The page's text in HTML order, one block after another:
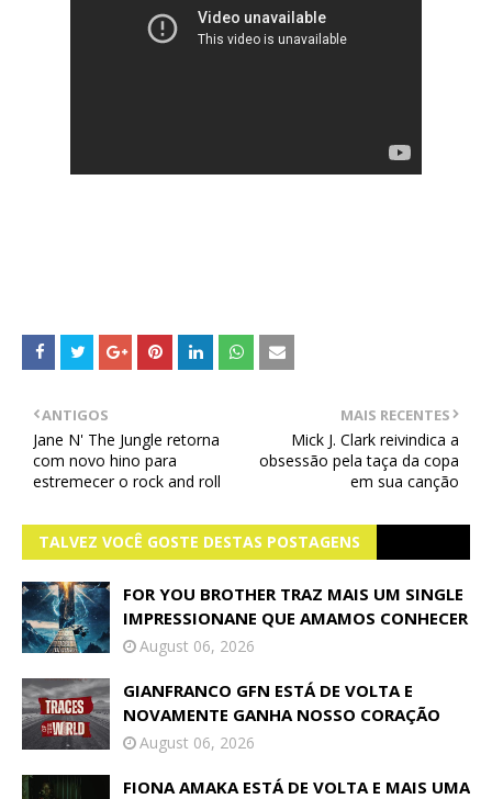
MAIS RECENTES
Mick J. Clark reivindica a
obsessão pela taça da copa
em sua canção
ANTIGOS
Jane N' The Jungle retorna
com novo hino para
estremecer o rock and roll
TALVEZ VOCÊ GOSTE DESTAS POSTAGENS
FOR YOU BROTHER TRAZ MAIS UM SINGLE
IMPRESSIONANE QUE AMAMOS CONHECER
August 06, 2026
GIANFRANCO GFN ESTÁ DE VOLTA E
NOVAMENTE GANHA NOSSO CORAÇÃO
August 06, 2026
FIONA AMAKA ESTÁ DE VOLTA E MAIS UMA